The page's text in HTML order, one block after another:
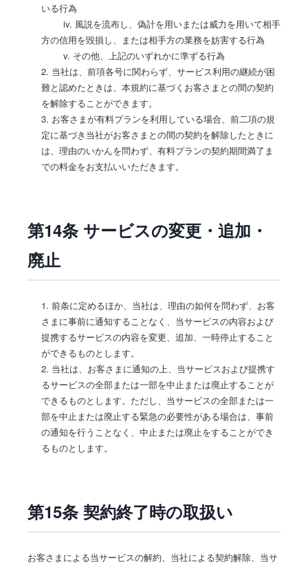
いる行為
iv. 風説を流布し、偽計を用いまたは威力を用いて相手
方の信用を毀損し、または相手方の業務を妨害する行為
v. その他、上記のいずれかに準ずる行為
2. 当社は、前項各号に関わらず、サービス利用の継続が困
難と認めたときは、本規約に基づくお客さまとの間の契約
を解除することができます。
3. お客さまが有料プランを利用している場合、前二項の規
定に基づき当社がお客さまとの間の契約を解除したときに
は、理由のいかんを問わず、有料プランの契約期間満了ま
での料金をお支払いいただきます。
第14条 サービスの変更・追加・
廃止
1. 前条に定めるほか、当社は、理由の如何を問わず、お客
さまに事前に通知することなく、当サービスの内容および
提携するサービスの内容を変更、追加、一時停止すること
ができるものとします。
2. 当社は、お客さまに通知の上、当サービスおよび提携す
るサービスの全部または一部を中止または廃止することが
できるものとします。ただし、当サービスの全部または一
部を中止または廃止する緊急の必要性がある場合は、事前
の通知を行うことなく、中止または廃止をすることができ
るものとします。
第15条 契約終了時の取扱い
お客さまによる当サービスの解約、当社による契約解除、当サ